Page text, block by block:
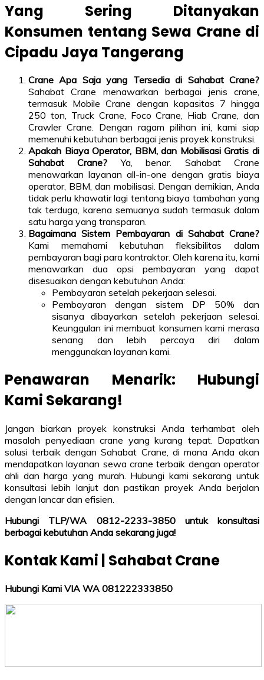
Yang Sering Ditanyakan
Konsumen tentang Sewa Crane di
Cipadu Jaya Tangerang
Crane Apa Saja yang Tersedia di Sahabat Crane?
Sahabat Crane menawarkan berbagai jenis crane,
termasuk Mobile Crane dengan kapasitas 7 hingga
250 ton, Truck Crane, Foco Crane, Hiab Crane, dan
Crawler Crane. Dengan ragam pilihan ini, kami siap
memenuhi kebutuhan berbagai jenis proyek konstruksi.
Apakah Biaya Operator, BBM, dan Mobilisasi Gratis di
Sahabat Crane? Ya, benar. Sahabat Crane
menawarkan layanan all-in-one dengan gratis biaya
operator, BBM, dan mobilisasi. Dengan demikian, Anda
tidak perlu khawatir lagi tentang biaya tambahan yang
tak terduga, karena semuanya sudah termasuk dalam
satu harga yang transparan.
Bagaimana Sistem Pembayaran di Sahabat Crane?
Kami memahami kebutuhan fleksibilitas dalam
pembayaran bagi para kontraktor. Oleh karena itu, kami
menawarkan dua opsi pembayaran yang dapat
disesuaikan dengan kebutuhan Anda:
Pembayaran setelah pekerjaan selesai.
Pembayaran dengan sistem DP 50% dan
sisanya dibayarkan setelah pekerjaan selesai.
Keunggulan ini membuat konsumen kami merasa
senang dan lebih percaya diri dalam
menggunakan layanan kami.
Penawaran Menarik: Hubungi
Kami Sekarang!
Jangan biarkan proyek konstruksi Anda terhambat oleh
masalah penyediaan crane yang kurang tepat. Dapatkan
solusi terbaik dengan Sahabat Crane, di mana Anda akan
mendapatkan layanan sewa crane terbaik dengan operator
ahli dan harga yang murah. Hubungi kami sekarang untuk
konsultasi lebih lanjut dan pastikan proyek Anda berjalan
dengan lancar dan efisien.
Hubungi TLP/WA 0812-2233-3850 untuk konsultasi
berbagai kebutuhan Anda sekarang juga!
Kontak Kami | Sahabat Crane
Hubungi Kami VIA WA 081222333850